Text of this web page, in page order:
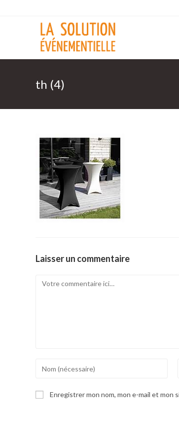
th (4)
Laisser un commentaire
Comment
name
or
Enregistrer mon nom, mon e-mail et mon